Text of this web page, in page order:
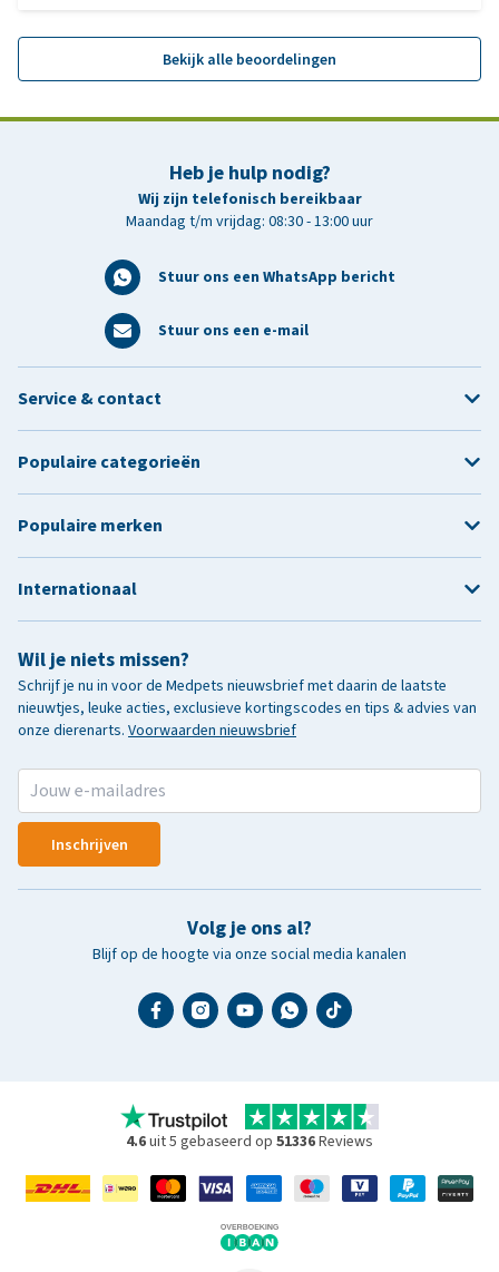
Bekijk alle beoordelingen
Heb je hulp nodig?
Wij zijn telefonisch bereikbaar
Maandag t/m vrijdag: 08:30 - 13:00 uur
Stuur ons een WhatsApp bericht
Stuur ons een e-mail
Wil je niets missen?
Schrijf je nu in voor de Medpets nieuwsbrief met daarin de laatste
nieuwtjes, leuke acties, exclusieve kortingscodes en tips & advies van
onze dierenarts. Voorwaarden nieuwsbrief
Inschrijven
Volg je ons al?
Blijf op de hoogte via onze social media kanalen
Service & contact
Populaire categorieën
Populaire merken
Internationaal
4.6uit 5 gebaseerd op 51336Reviews